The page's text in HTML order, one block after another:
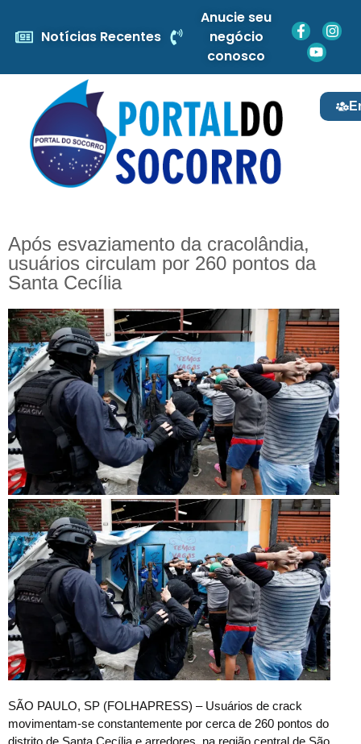
Notícias Recentes
Anucie seu
negócio
conosco
Após esvaziamento da cracolândia,
usuários circulam por 260 pontos da
Santa Cecília
SÃO PAULO, SP (FOLHAPRESS) – Usuários de crack
movimentam-se constantemente por cerca de 260 pontos do
distrito de Santa Cecília e arredores, na região central de São